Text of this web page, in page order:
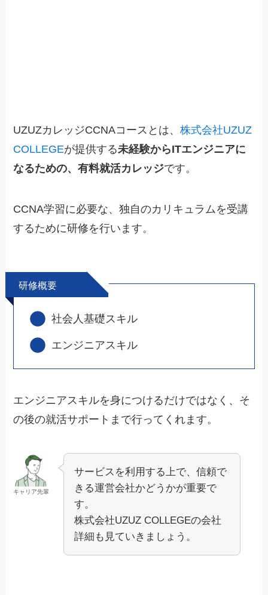
UZUZカレッジCCNAコースとは、株式会社UZUZ
COLLEGEが提供する未経験からITエンジニアに
なるための、有料就活カレッジです。
CCNA学習に必要な、独自のカリキュラムを受講
するために研修を行います。
研修概要
社会人基礎スキル
エンジニアスキル
エンジニアスキルを身につけるだけではなく、そ
の後の就活サポートまで行ってくれます。
キャリア先輩
サービスを利用する上で、信頼で
きる運営会社かどうかが重要で
す。
株式会社UZUZ COLLEGEの会社
詳細も見ていきましょう。